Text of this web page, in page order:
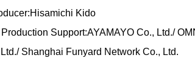
Kido
Support:AYAMAYO Co., Ltd./
Shanghai Funyard Network Co., Ltd.